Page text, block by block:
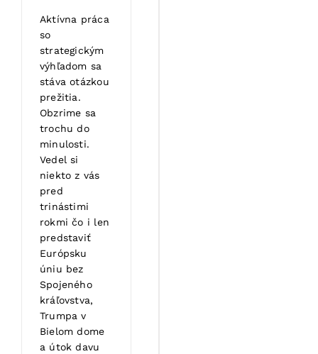
Aktívna práca
so
strategickým
výhľadom sa
stáva otázkou
prežitia.
Obzrime sa
trochu do
minulosti.
Vedel si
niekto z vás
pred
trinástimi
rokmi čo i len
predstaviť
Európsku
úniu bez
Spojeného
kráľovstva,
Trumpa v
Bielom dome
a útok davu